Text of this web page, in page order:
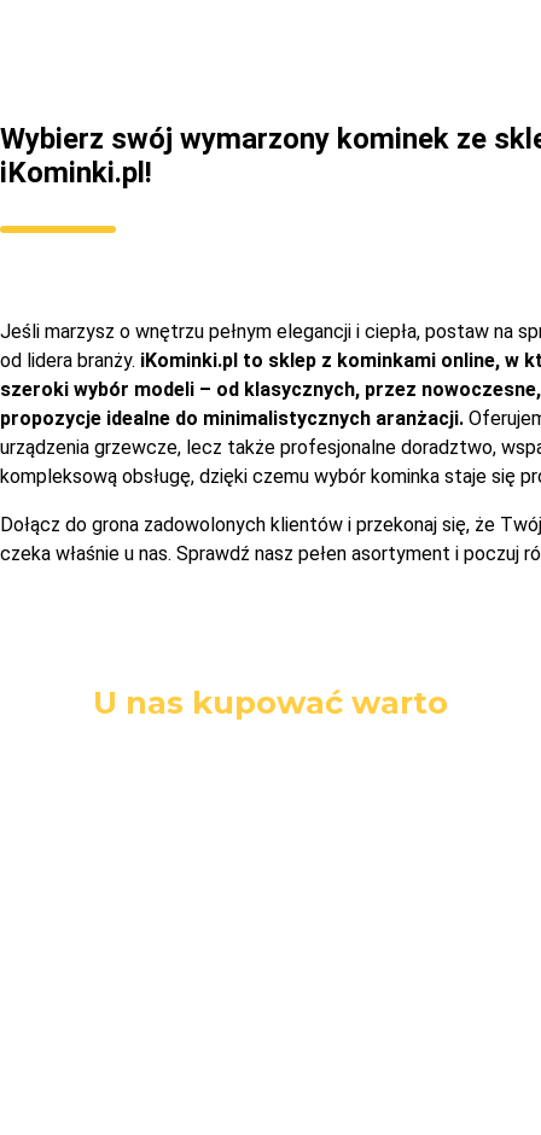
Wybierz swój wymarzony kominek ze
iKominki.pl!
Jeśli marzysz o wnętrzu pełnym elegancji i ciepła, postaw na
od lidera branży. iKominki.pl to sklep z kominkami online, w
szeroki wybór modeli – od klasycznych, przez
propozycje idealne do minimalistycznych aranżacji.
urządzenia grzewcze, lecz także profesjonalne doradztwo,
kompleksową obsługę, dzięki czemu wybór kominka staje się
Dołącz do grona zadowolonych klientów i przekonaj się, że
czeka właśnie u nas. Sprawdź nasz pełen asortyment i poczuj
U nas kupować warto